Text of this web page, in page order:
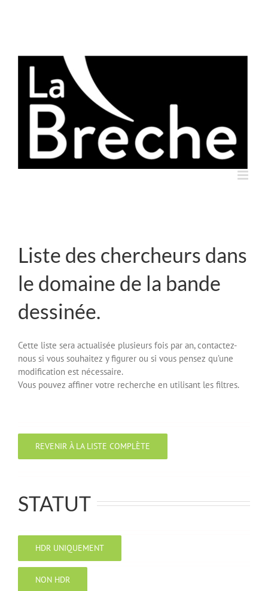
Liste des chercheurs dans
le domaine de la bande
dessinée.
Cette liste sera actualisée plusieurs fois par an, contactez-
nous si vous souhaitez y figurer ou si vous pensez qu’une
modification est nécessaire.
Vous pouvez affiner votre recherche en utilisant les filtres.
REVENIR À LA LISTE COMPLÈTE
STATUT
HDR UNIQUEMENT
NON HDR